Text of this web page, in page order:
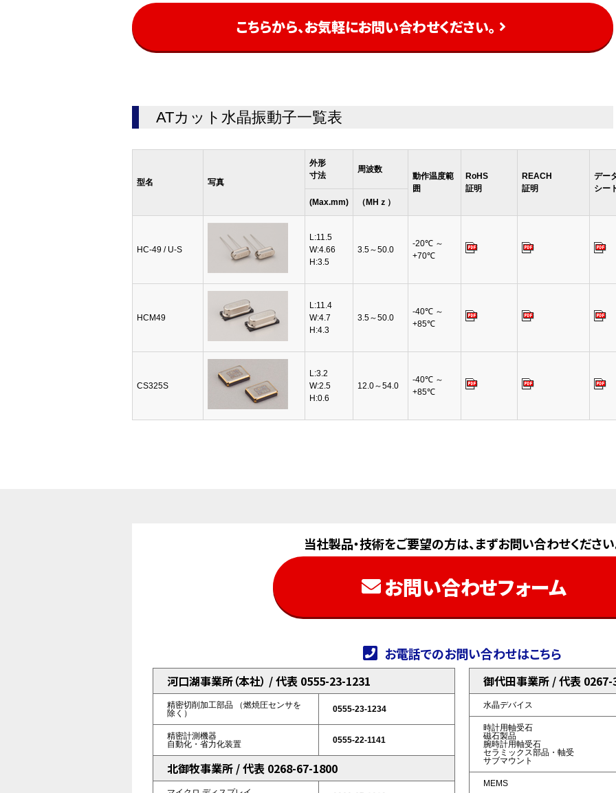
こちらから、お気軽にお問い合わせください。
ATカット水晶振動子一覧表
型名 写真
外形
寸法
周波数
動作温度範
囲
RoHS
証明
REACH
証明
デー
シー
(Max.mm)
（MHｚ）
HC-49 / U-S
L:11.5
W:4.66
H:3.5
3.5～50.0
-20℃ ～
+70℃
HCM49
L:11.4
W:4.7
H:4.3
3.5～50.0
-40℃ ～
+85℃
CS325S
L:3.2
W:2.5
H:0.6
12.0～54.0
-40℃ ～
+85℃
当社製品・技術をご要望の方は、まずお問い合わせください
お問い合わせフォーム
お電話でのお問い合わせはこちら
河口湖事業所（本社） / 代表 0555-23-1231
精密切削加工部品 （燃焼圧センサを
除く）
0555-23-1234
精密計測機器
自動化・省力化装置
0555-22-1141
北御牧事業所 / 代表 0268-67-1800
御代田事業所 / 代表
水晶デバイス
時計用軸受石
磁石製品
腕時計用軸受石
セラミックス部品・軸受
サブマウント
MEMS